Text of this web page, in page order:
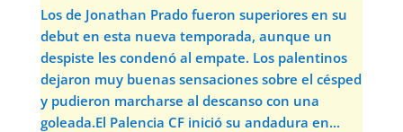
Los de Jonathan Prado fueron superiores en su
debut en esta nueva temporada, aunque un
despiste les condenó al empate. Los palentinos
dejaron muy buenas sensaciones sobre el césped
y pudieron marcharse al descanso con una
goleada.El Palencia CF inició su andadura en...